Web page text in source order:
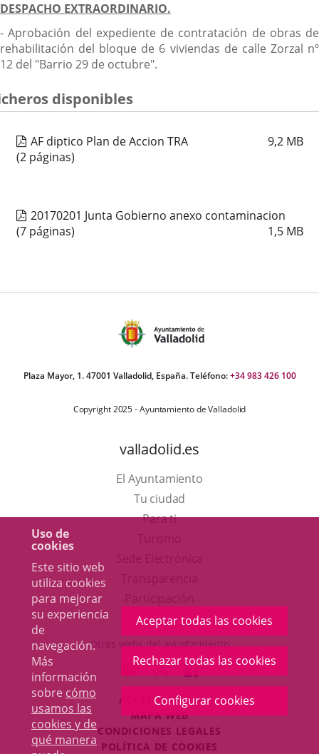
Uso de
cookies
Este sitio web
utiliza cookies
para mejorar
su experiencia
de
navegación.
Más
información
sobre cómo
usamos las
cookies y de
qué manera
Aceptar todas las cookies
Rechazar todas las cookies
Configurar cookies
DESPACHO EXTRAORDINARIO.
- Aprobación del expediente de contratación de obras de
rehabilitación del bloque de 6 viviendas de calle Zorzal nº
12 del "Barrio 29 de octubre".
disponibles
AF diptico Plan de Accion TRA 9,2 MB
(2 páginas)
20170201 Junta Gobierno anexo contaminacion
1,5 MB
(7 páginas)
Plaza Mayor, 1. 47001 Valladolid, España. Teléfono:+34 983 426 100
Copyright 2025 - Ayuntamiento de Valladolid
valladolid.es
El Ayuntamiento
Tu ciudad
Para ti
en
una
ventana
nueva.
aplicación
externa.
Otras webs del ayuntamiento
ENLACE
A
UNA
APLICACIÓN
EXTERNA.
ENLACE
A
UNA
APLICACIÓN
EXTERNA.
ENLACE
A
UNA
EXTERNA.
ACCESIBILIDAD
MAPA WEB
CONDICIONES LEGALES
POLÍTICA DE COOKIES